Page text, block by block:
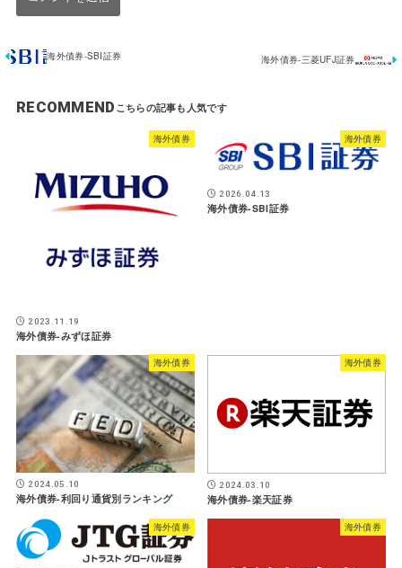
海外債券-SBI証券 海外債券-三菱UFJ証券
RECOMMEND
海外債券
2023.11.19
海外債券-みずほ証券
海外債券
2026.04.13
海外債券-SBI証券
海外債券
2024.05.10
海外債券-利回り通貨別ランキング
海外債券
2024.03.10
海外債券-楽天証券
海外債券 海外債券